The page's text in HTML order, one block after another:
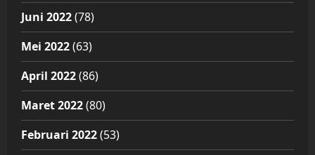
Juni 2022(78)
Mei 2022(63)
April 2022(86)
Maret 2022(80)
Februari 2022(53)